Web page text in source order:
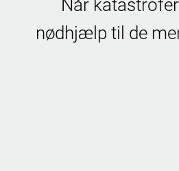
Når
nødhjælp til de